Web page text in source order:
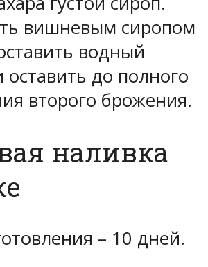
вишневым сиропом
водный
оставить до полного
второго брожения.
наливка
– 10 дней.